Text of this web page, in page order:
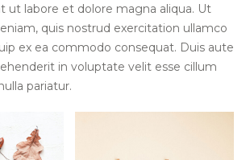
ut labore et dolore magna aliqua. Ut
quis nostrud exercitation ullamco
ex ea commodo consequat. Duis aute
in voluptate velit esse cillum
pariatur.